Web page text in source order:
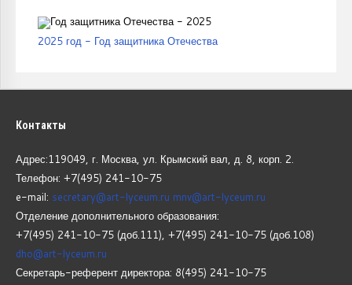
2025 год - Год защитника Отечества
Контакты
Адрес:119049, г. Москва, ул. Крымский вал, д. 8, корп. 2.
Телефон: +7(495) 241-10-75
e-mail: secretary@art-lyceum.ru mnv@art-lyceum.ru
Отделение дополнительного образования:
+7(495) 241-10-75 (доб.111), +7(495) 241-10-75 (доб.108)
dho@art-lyceum.ru
Секретарь-референт директора: 8(495) 241-10-75